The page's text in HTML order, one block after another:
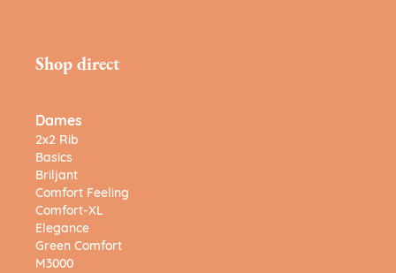
Shop direct
Dames
2x2 Rib
Basics
Briljant
Comfort Feeling
Comfort-XL
Elegance
Green Comfort
M3000